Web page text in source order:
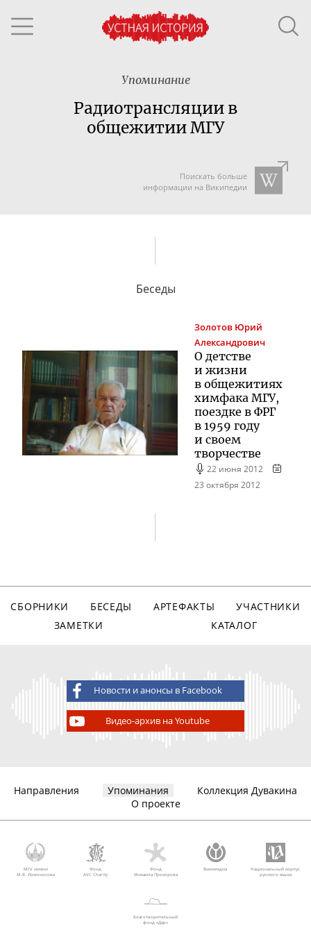
Упоминание
Радиотрансляции в
общежитии МГУ
Поискать больше
информации на Википедии
Беседы
Золотов Юрий
Александрович
О детстве
и жизни
в общежитиях
химфака МГУ,
поездке в ФРГ
в 1959 году
и своем
творчестве
22 июня 2012
23 октября 2012
СБОРНИКИ БЕСЕДЫ АРТЕФАКТЫ
УЧАСТНИКИ
ЗАМЕТКИ
КАТАЛОГ
Новости и анонсы в Facebook
Видео-архив на Youtube
Направления Упоминания
Коллекция Дувакина
О проекте
МГУ имени
М.В. Ломоносова
Фонд
AVC Charity
Фонд
Михаила Прохорова
Викимедиа
Национальный корпус
русского языка
Благотворительный
фонд «Дар»